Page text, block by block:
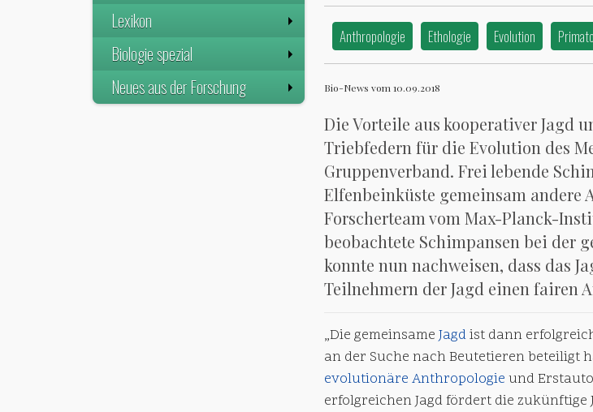
Lexikon
Biologie spezial
Neues aus der Forschung
Anthropologie Ethologie Evolution
Bio-News vom 10.09.2018
Die Vorteile aus kooperativer Jagd
Triebfedern für die Evolution des
Gruppenverband. Frei lebende
Elfenbeinküste gemeinsam andere
Forscherteam vom Max-Planck-
beobachtete Schimpansen bei der
konnte nun nachweisen, dass das
Teilnehmern der Jagd einen fairen
„Die gemeinsameJagdist dann
an der Suche nach Beutetieren beteiligt
evolutionäre Anthropologie und
erfolgreichen Jagd fördert die zukünftige